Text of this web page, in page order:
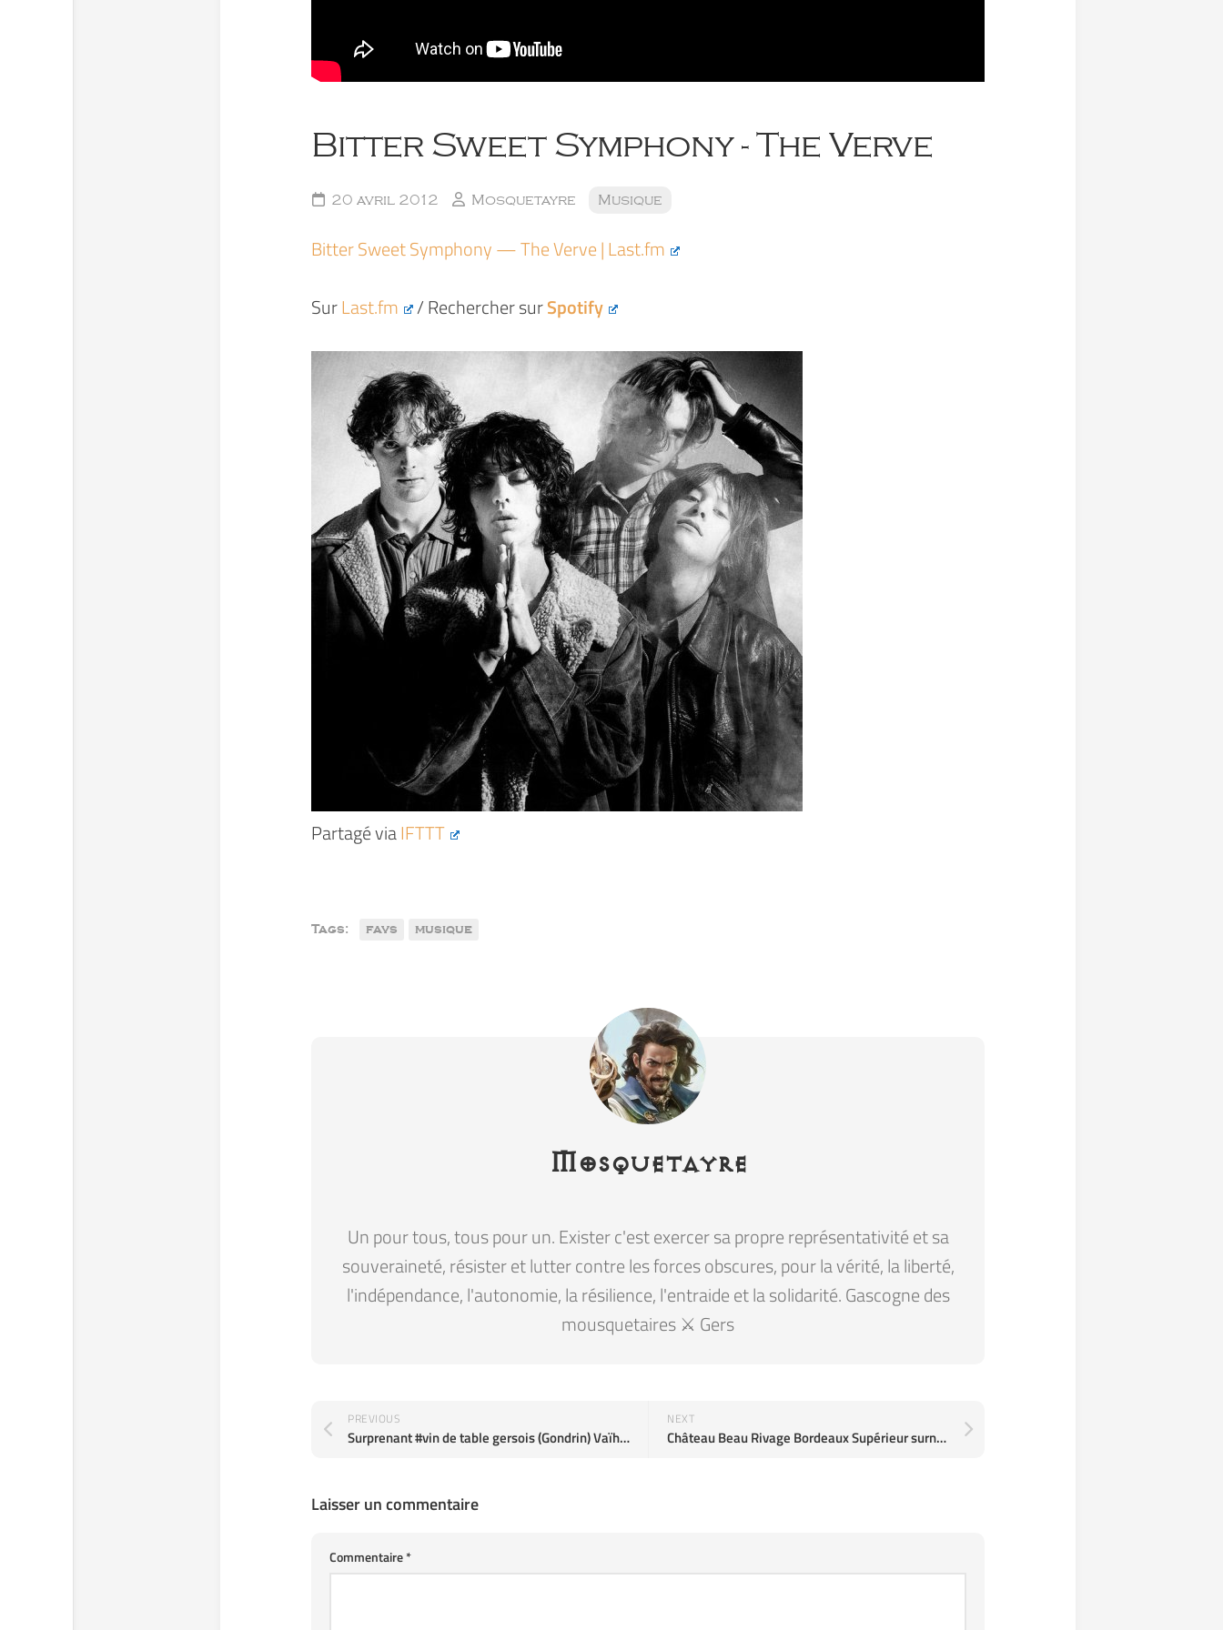
Bitter Sweet Symphony - The Verve
20 avril 2012 Mosquetayre Musique
Bitter Sweet Symphony — The Verve | Last.fm
SurLast.fm / Rechercher surSpotify
Partagé viaIFTTT
Tags: favs musique
Mosquetayre
Un pour tous, tous pour un. Exister c'est exercer sa propre représentativité et sa
souveraineté, résister et lutter contre les forces obscures, pour la vérité, la liberté,
l'indépendance, l'autonomie, la résilience, l'entraide et la solidarité. Gascogne des
mousquetaires ⚔️ Gers
NEXT
Château Beau Rivage Bordeaux Supérieur surnommé affectueusement “La Gourmandise” par mon ami JP
PREVIOUS
Surprenant #vin de table gersois (Gondrin) Vaïhana Le Bouscas
Laisser un commentaire
Commentaire*